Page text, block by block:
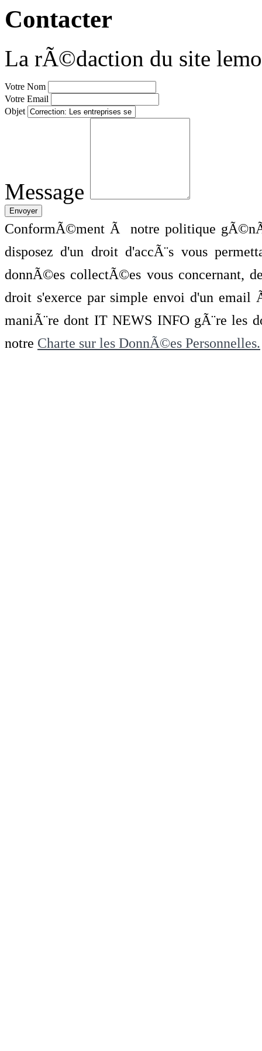
Contacter
La rÃ©daction du site
Votre Nom
Votre Email
Objet
Message
ConformÃ©ment Ã notre politique
disposez d'un droit d'accÃ¨s vous
donnÃ©es collectÃ©es vous concernant,
droit s'exerce par simple envoi d'un
maniÃ¨re dont IT NEWS INFO gÃ¨re les
notre Charte sur les DonnÃ©es Personnelles.